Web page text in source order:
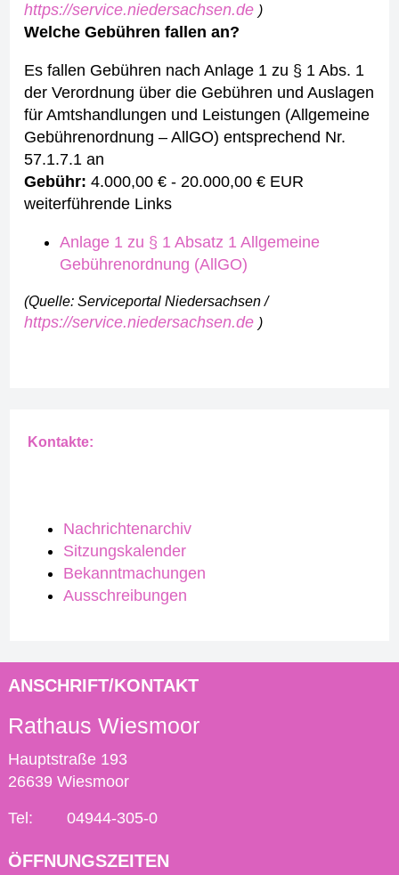
https://service.niedersachsen.de )
Welche Gebühren fallen an?
Es fallen Gebühren nach Anlage 1 zu § 1 Abs. 1
der Verordnung über die Gebühren und Auslagen
für Amtshandlungen und Leistungen (Allgemeine
Gebührenordnung – AllGO) entsprechend Nr.
57.1.7.1 an
Gebühr: 4.000,00 € - 20.000,00 € EUR
weiterführende Links
Anlage 1 zu § 1 Absatz 1 Allgemeine
Gebührenordnung (AllGO)
(Quelle: Serviceportal Niedersachsen /
https://service.niedersachsen.de )
Nachrichtenarchiv
Sitzungskalender
Bekanntmachungen
Ausschreibungen
Kontakte:
ANSCHRIFT/KONTAKT
Rathaus Wiesmoor
Hauptstraße 193
26639 Wiesmoor
Tel: 04944-305-0
ÖFFNUNGSZEITEN